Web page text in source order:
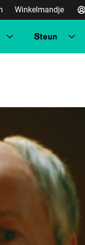
Winkelmandje
Steun